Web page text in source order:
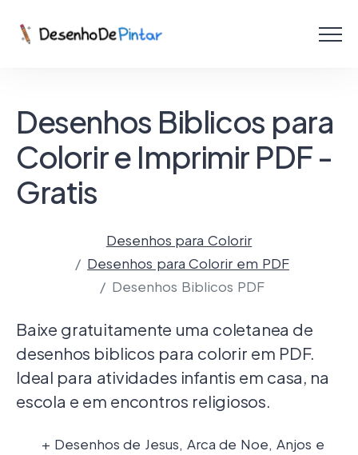
Colorir Online
Criar com IA!
Desenhos Biblicos para
Colorir e Imprimir PDF -
Gratis
Desenhos para Colorir
Desenhos para Colorir em PDF
Desenhos Biblicos PDF
Baixe gratuitamente uma coletanea de
desenhos biblicos para colorir em PDF.
Ideal para atividades infantis em casa, na
escola e em encontros religiosos.
+ Desenhos de Jesus, Arca de Noe, Anjos e